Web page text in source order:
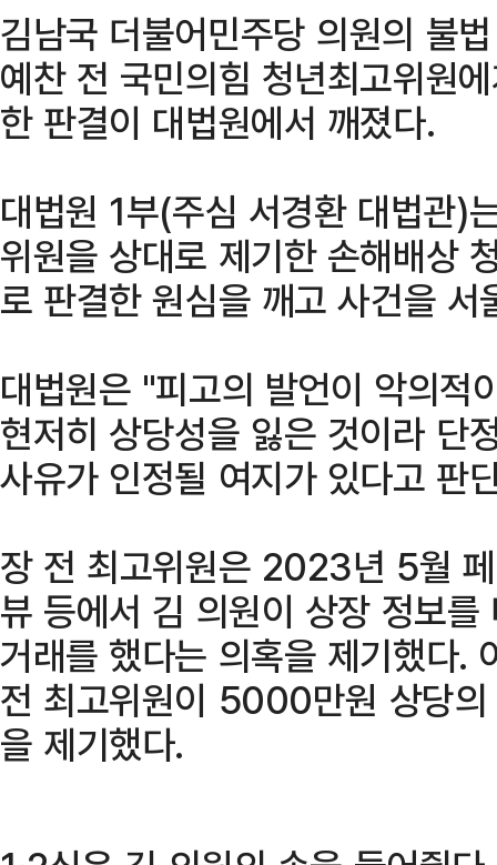
김남국 더불어민주당 의원의 불
예찬 전 국민의힘 청년최고위원
한 판결이 대법원에서 깨졌다.
대법원 1부(주심 서경환 대법관)
위원을 상대로 제기한 손해배상
로 판결한 원심을 깨고 사건을 서
대법원은 "피고의 발언이 악의적
현저히 상당성을 잃은 것이라 단
사유가 인정될 여지가 있다고 판
장 전 최고위원은 2023년 5월
뷰 등에서 김 의원이 상장 정보
거래를 했다는 의혹을 제기했다.
전 최고위원이 5000만원 상당
을 제기했다.